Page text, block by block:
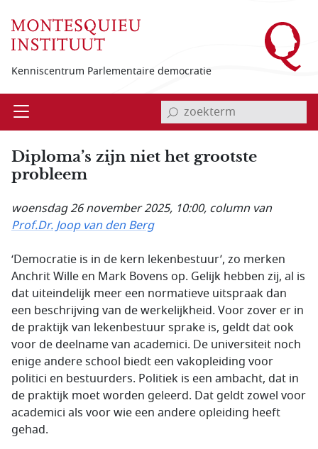
Kenniscentrum Parlementaire democratie
Open invoerveld zoekterm
Diploma’s zijn niet het grootste
probleem
woensdag 26 november 2025, 10:00, column van
Prof.Dr. Joop van den Berg
‘Democratie is in de kern lekenbestuur’, zo merken
Anchrit Wille en Mark Bovens op. Gelijk hebben zij, al is
dat uiteindelijk meer een normatieve uitspraak dan
een beschrijving van de werkelijkheid. Voor zover er in
de praktijk van lekenbestuur sprake is, geldt dat ook
voor de deelname van academici. De universiteit noch
enige andere school biedt een vakopleiding voor
politici en bestuurders. Politiek is een ambacht, dat in
de praktijk moet worden geleerd. Dat geldt zowel voor
academici als voor wie een andere opleiding heeft
gehad.